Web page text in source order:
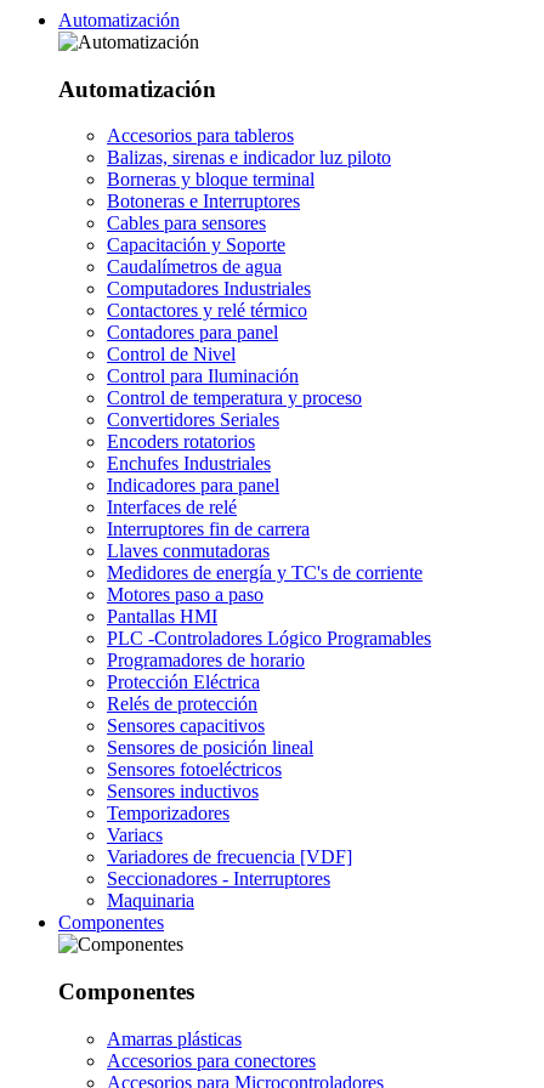
Automatización
Automatización
Accesorios para tableros
Balizas, sirenas e indicador luz piloto
Borneras y bloque terminal
Botoneras e Interruptores
Cables para sensores
Capacitación y Soporte
Caudalímetros de agua
Computadores Industriales
Contactores y relé térmico
Contadores para panel
Control de Nivel
Control para Iluminación
Control de temperatura y proceso
Convertidores Seriales
Encoders rotatorios
Enchufes Industriales
Indicadores para panel
Interfaces de relé
Interruptores fin de carrera
Llaves conmutadoras
Medidores de energía y TC's de corriente
Motores paso a paso
Pantallas HMI
PLC -Controladores Lógico Programables
Programadores de horario
Protección Eléctrica
Relés de protección
Sensores capacitivos
Sensores de posición lineal
Sensores fotoeléctricos
Sensores inductivos
Temporizadores
Variacs
Variadores de frecuencia [VDF]
Seccionadores - Interruptores
Maquinaria
Componentes
Componentes
Amarras plásticas
Accesorios para conectores
Accesorios para Microcontroladores